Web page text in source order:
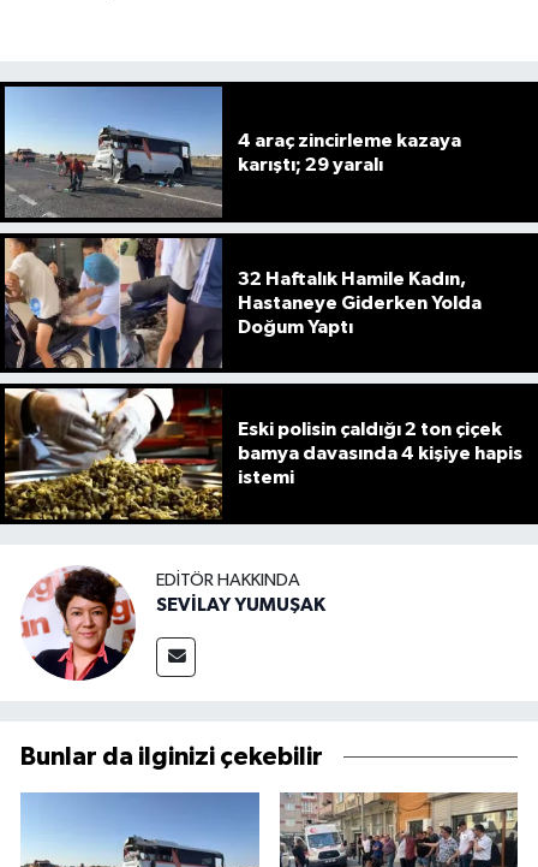
4 araç zincirleme kazaya
karıştı; 29 yaralı
32 Haftalık Hamile Kadın,
Hastaneye Giderken Yolda
Doğum Yaptı
Eski polisin çaldığı 2 ton çiçek
bamya davasında 4 kişiye hapis
istemi
EDITÖR HAKKINDA
SEVİLAY YUMUŞAK
Bunlar da ilginizi çekebilir